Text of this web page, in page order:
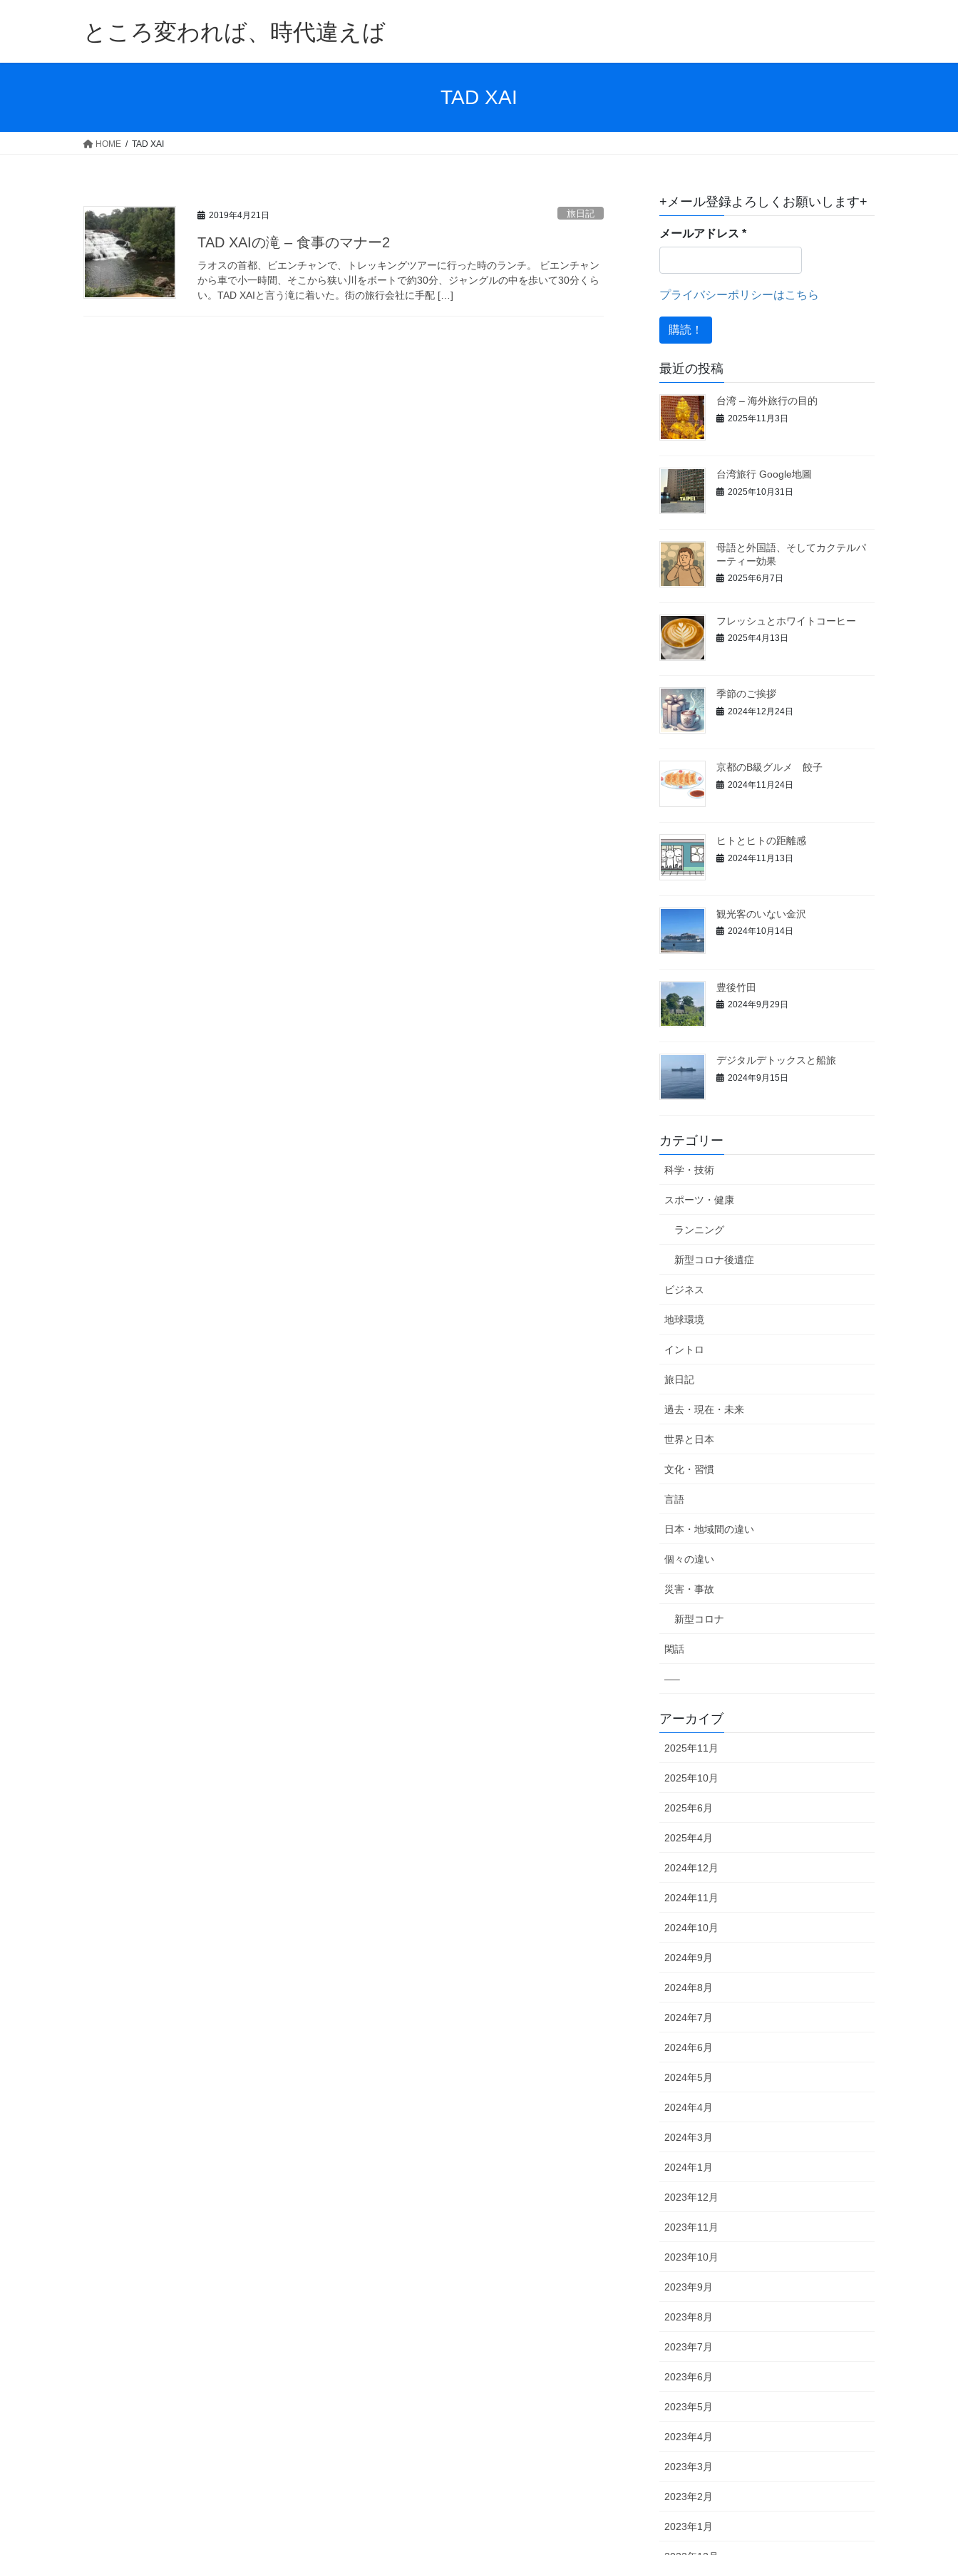
ところ変われば、時代違えば
TAD XAI
HOME TAD XAI
2019年4月21日 旅日記
TAD XAIの滝 – 食事のマナー2
ラオスの首都、ビエンチャンで、トレッキングツアーに行った時のランチ。 ビエンチャン
から車で小一時間、そこから狭い川をボートで約30分、ジャングルの中を歩いて30分くら
い。TAD XAIと言う滝に着いた。街の旅行会社に手配 […]
+メール登録よろしくお願いします+
メールアドレス*
プライバシーポリシーはこちら
最近の投稿
台湾 – 海外旅行の目的
2025年11月3日
台湾旅行 Google地圖
2025年10月31日
母語と外国語、そしてカクテルパ
ーティー効果
2025年6月7日
フレッシュとホワイトコーヒー
2025年4月13日
季節のご挨拶
2024年12月24日
京都のB級グルメ 餃子
2024年11月24日
ヒトとヒトの距離感
2024年11月13日
観光客のいない金沢
2024年10月14日
豊後竹田
2024年9月29日
デジタルデトックスと船旅
2024年9月15日
カテゴリー
科学・技術
スポーツ・健康
ランニング
新型コロナ後遺症
ビジネス
地球環境
イントロ
旅日記
過去・現在・未来
世界と日本
文化・習慣
言語
日本・地域間の違い
個々の違い
災害・事故
新型コロナ
閑話
—–
アーカイブ
2025年11月
2025年10月
2025年6月
2025年4月
2024年12月
2024年11月
2024年10月
2024年9月
2024年8月
2024年7月
2024年6月
2024年5月
2024年4月
2024年3月
2024年1月
2023年12月
2023年11月
2023年10月
2023年9月
2023年8月
2023年7月
2023年6月
2023年5月
2023年4月
2023年3月
2023年2月
2023年1月